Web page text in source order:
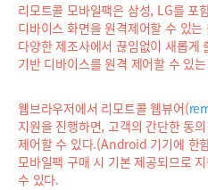
리모트콜 모바일팩은 삼성, LG를 포
디바이스 화면을 원격제어할 수 있
다양한 제조사에서 끊임없이 새롭
기반 디바이스를 원격 제어할 수 있
웹브라우저에서 리모트콜 웹뷰어(
지원을 진행하면, 고객의 간단한 동
제어할 수 있다.(Android 기기에 한
모바일팩 구매 시 기본 제공되므로
수 있다.